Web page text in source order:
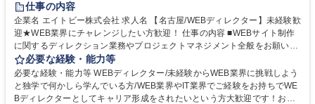
仕事の内容
企業名 エイトビー株式会社 求人名 【名古屋/WEBディレクター】未経験歓
迎★WEB業界にチャレンジしたい方歓迎！ 仕事の内容 ■WEBサイト制作
に関するディレクション業務やプロジェクトマネジメント全般をお願いし
ます。意欲次第では新規事業の立案などをお任せします。 ■クライアント
との打ち合わせ■企画書や提案書の作成/プレゼンなど ■デザイナーやコー
ディング担当への指示 ■外部制作パートナーへの指示■撮影の立ち合い ■デ
ィレクターそれぞれの得意分野を活かしながら、プロジェクトを進めてい
必要な経験・能力等
必要な経験・能力等 WEBディレクター/未経験からWEB業界に挑戦しよう
と独学で何かしら学んでいる方/WEB業界やIT業界でご経験をお持ちでWE
Bディレクターとしてキャリア形成をされたいという方大歓迎です！お気